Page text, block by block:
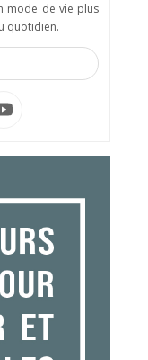
mode de vie plus
quotidien.